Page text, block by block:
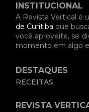
INSTITUCIONAL
A Revista Vertical é
de Curitiba que
você aproveite, se
momento em algo
DESTAQUES
RECEITAS
REVISTA